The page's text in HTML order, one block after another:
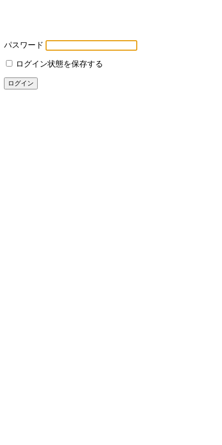
パスワード
ログイン状態を保存する